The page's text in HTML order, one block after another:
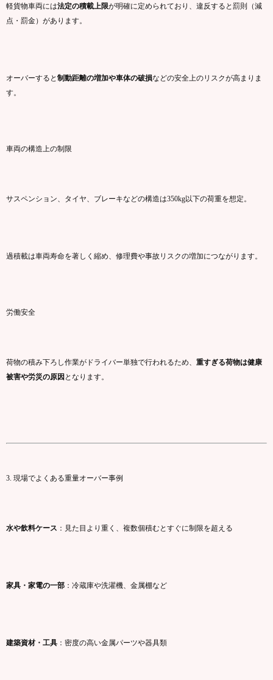
軽貨物車両には法定の積載上限が明確に定め られており、 違反すると罰則（減
点・ 罰金） があり ます。
オーバーすると制動距離の増加や車体の破損などの安全上のリスクが高まり ま
す。
車両の構造上の制限
サスペンション、 タイヤ、 ブレーキなどの構造は350kg以下の荷重を想定。
過積載は車両寿命を著しく 縮め、 修理費や事故リスクの増加につながり ます。
労働安全
荷物の積み下ろし作業が ドライバー単独で行われるため、 重すぎる荷物は健康
被害や労災の原因 となり ます。
3. 現場でよく ある重量オーバー事例
水や飲料ケース ： 見た目 より 重 く、 複数個積むとすぐに制限を超える
家具・ 家電の一部 ： 冷蔵庫や洗濯機、 金属棚など
建築資材・ 工具 ： 密度の高い金属パーツや器具類